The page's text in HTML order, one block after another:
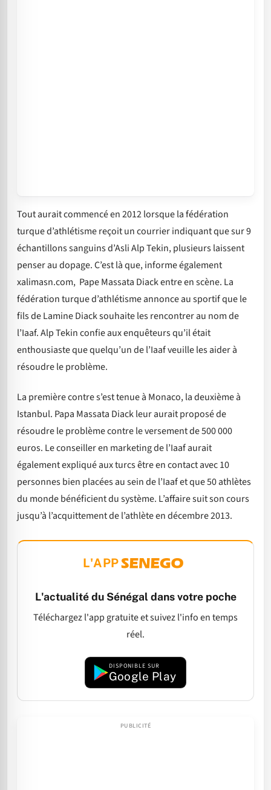
Tout aurait commencé en 2012 lorsque la fédération
turque d’athlétisme reçoit un courrier indiquant que sur 9
échantillons sanguins d’Asli Alp Tekin, plusieurs laissent
penser au dopage. C’est là que, informe également
xalimasn.com, Pape Massata Diack entre en scène. La
fédération turque d’athlétisme annonce au sportif que le
fils de Lamine Diack souhaite les rencontrer au nom de
l’Iaaf. Alp Tekin confie aux enquêteurs qu’il était
enthousiaste que quelqu’un de l’Iaaf veuille les aider à
résoudre le problème.
La première contre s’est tenue à Monaco, la deuxième à
Istanbul. Papa Massata Diack leur aurait proposé de
résoudre le problème contre le versement de 500 000
euros. Le conseiller en marketing de l’Iaaf aurait
également expliqué aux turcs être en contact avec 10
personnes bien placées au sein de l’Iaaf et que 50 athlètes
du monde bénéficient du système. L’affaire suit son cours
jusqu’à l’acquittement de l’athlète en décembre 2013.
L'APP
L'actualité du Sénégal dans votre poche
Téléchargez l'app gratuite et suivez l'info en temps
réel.
DISPONIBLE SUR
Google Play